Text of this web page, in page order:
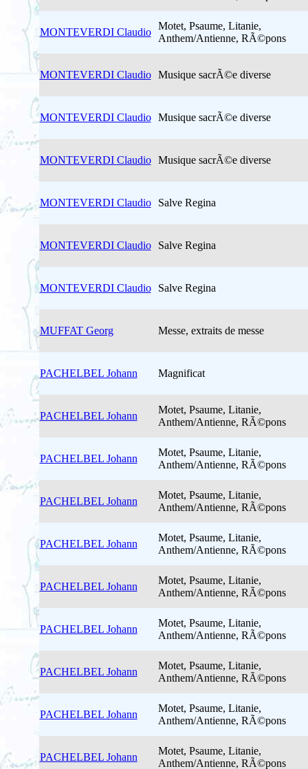
MONTEVERDI Claudio
Motet, Psaume, Litanie,
Anthem/Antienne, RÃ©pons
MONTEVERDI Claudio Musique sacrÃ©e diverse
MONTEVERDI Claudio Musique sacrÃ©e diverse
MONTEVERDI Claudio Musique sacrÃ©e diverse
MONTEVERDI Claudio Salve Regina
MONTEVERDI Claudio Salve Regina
MONTEVERDI Claudio Salve Regina
MUFFAT Georg Messe, extraits de messe
PACHELBEL Johann Magnificat
PACHELBEL Johann
Motet, Psaume, Litanie,
Anthem/Antienne, RÃ©pons
PACHELBEL Johann
Motet, Psaume, Litanie,
Anthem/Antienne, RÃ©pons
PACHELBEL Johann
Motet, Psaume, Litanie,
Anthem/Antienne, RÃ©pons
PACHELBEL Johann
Motet, Psaume, Litanie,
Anthem/Antienne, RÃ©pons
PACHELBEL Johann
Motet, Psaume, Litanie,
Anthem/Antienne, RÃ©pons
PACHELBEL Johann
Motet, Psaume, Litanie,
Anthem/Antienne, RÃ©pons
PACHELBEL Johann
Motet, Psaume, Litanie,
Anthem/Antienne, RÃ©pons
PACHELBEL Johann
Motet, Psaume, Litanie,
Anthem/Antienne, RÃ©pons
PACHELBEL Johann
Motet, Psaume, Litanie,
Anthem/Antienne, RÃ©pons